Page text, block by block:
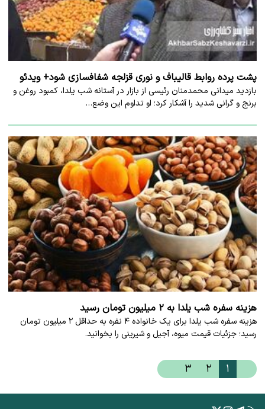
پشت پرده روابط قالیباف و نوری قزلجه شفافسازی شود+ ویدئو
بازدید میدانی محمدمنان رئیسی از بازار در آستانه شب یلدا، کمبود روغن و
برنج و گرانی شدید را آشکار کرد؛ او تداوم این وضع…
هزینه سفره شب یلدا به ۲ میلیون تومان رسید
هزینه سفره شب یلدا برای یک خانواده ۴ نفره به حداقل ۲ میلیون تومان
رسید؛ جزئیات قیمت میوه، آجیل و شیرینی را بخوانید.
۱ ۲ ۳